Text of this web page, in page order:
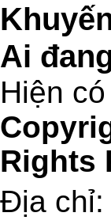
Ai
Hiện
Rights
Địa chỉ: